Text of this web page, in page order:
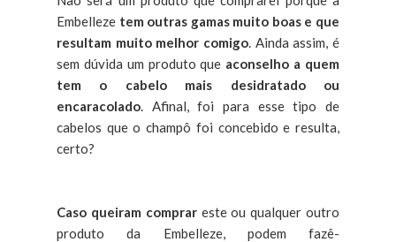
Embelleze tem outras gamas muito boas e que
resultam muito melhor comigo. Ainda assim, é
sem dúvida um produto que aconselho a quem
tem o cabelo mais desidratado ou
encaracolado. Afinal, foi para esse tipo de
cabelos que o champô foi concebido e resulta,
certo?
Caso queiram comprareste ou qualquer outro
produto da Embelleze, podem fazê-